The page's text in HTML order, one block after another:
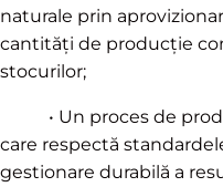
naturale prin
cantități de producție
stocurilor;
• Un proces de
care respectă
gestionare durabilă a